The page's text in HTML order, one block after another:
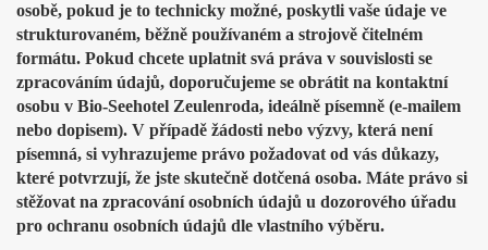
osobě, pokud je to technicky možné, poskytli vaše údaje ve
strukturovaném, běžně používaném a strojově čitelném
formátu. Pokud chcete uplatnit svá práva v souvislosti se
zpracováním údajů, doporučujeme se obrátit na kontaktní
osobu v Bio-Seehotel Zeulenroda, ideálně písemně (e-mailem
nebo dopisem). V případě žádosti nebo výzvy, která není
písemná, si vyhrazujeme právo požadovat od vás důkazy,
které potvrzují, že jste skutečně dotčená osoba. Máte právo si
stěžovat na zpracování osobních údajů u dozorového úřadu
pro ochranu osobních údajů dle vlastního výběru.